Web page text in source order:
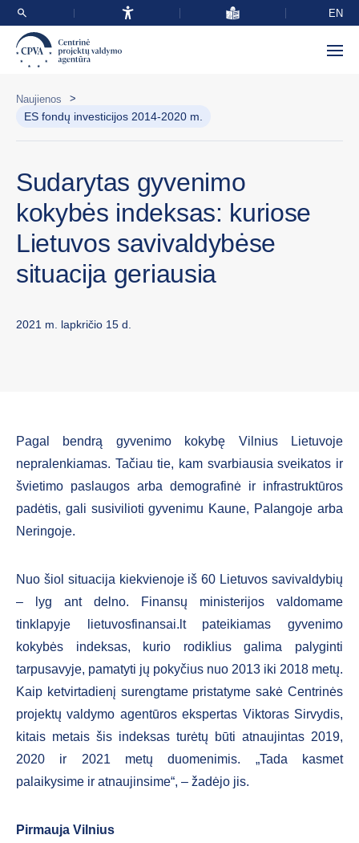
EN
Naujienos >
ES fondų investicijos 2014-2020 m.
Sudarytas gyvenimo
kokybės indeksas: kuriose
Lietuvos savivaldybėse
situacija geriausia
2021 m. lapkričio 15 d.
Pagal bendrą gyvenimo kokybę Vilnius Lietuvoje
nepralenkiamas. Tačiau tie, kam svarbiausia sveikatos ir
švietimo paslaugos arba demografinė ir infrastruktūros
padėtis, gali susivilioti gyvenimu Kaune, Palangoje arba
Neringoje.
Nuo šiol situacija kiekvienoje iš 60 Lietuvos savivaldybių
– lyg ant delno. Finansų ministerijos valdomame
tinklapyje lietuvosfinansai.lt pateikiamas gyvenimo
kokybės indeksas, kurio rodiklius galima palyginti
tarpusavyje, pamatyti jų pokyčius nuo 2013 iki 2018 metų.
Kaip ketvirtadienį surengtame pristatyme sakė Centrinės
projektų valdymo agentūros ekspertas Viktoras Sirvydis,
kitais metais šis indeksas turėtų būti atnaujintas 2019,
2020 ir 2021 metų duomenimis. „Tada kasmet
palaikysime ir atnaujinsime“, – žadėjo jis.
Pirmauja Vilnius